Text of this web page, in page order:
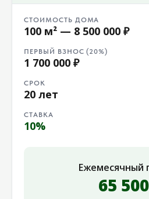
СТОИМОСТЬ ДОМА
100 м² — 8 500 000 ₽
ПЕРВЫЙ ВЗНОС (20%)
1 700 000 ₽
СРОК
20 лет
СТАВКА
10%
Ежемесячный
65